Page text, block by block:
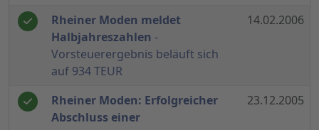
Rheiner Moden meldet
Halbjahreszahlen -
Vorsteuerergebnis beläuft sich
auf 934 TEUR
14.02.2006
Rheiner Moden: Erfolgreicher
Abschluss einer
23.12.2005